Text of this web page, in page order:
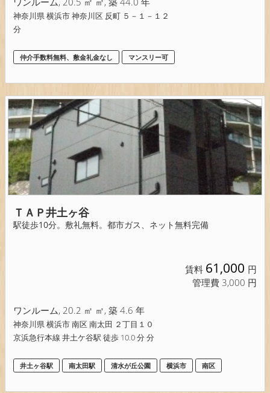
神奈川県 横浜市 神奈川区 反町 ５－１－１２
分
仲介手数料無料、敷金礼金なし マンスリー可
ＴＡＰ井土ヶ谷
駅徒歩10分。敷礼無料。都市ガス、ネット無料完備
賃料 61,000 円
管理費 3,000 円
ワンルーム, 20.2 ㎡ ㎡, 築 4.6 年
神奈川県 横浜市 南区 南太田 ２丁目１０
京浜急行本線 井土ケ谷駅 徒歩 10.0 分 分
井土ヶ谷駅 南太田駅 清水が丘公園 横浜市 南区